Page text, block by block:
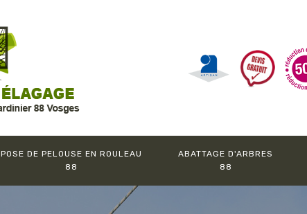
POSE DE PELOUSE EN ROULEAU
88
ABATTAGE D'ARBRES
88